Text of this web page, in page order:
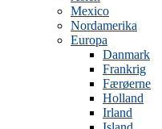
Mexico
Nordamerika
Europa
Danmark
Frankrig
Færøerne
Holland
Irland